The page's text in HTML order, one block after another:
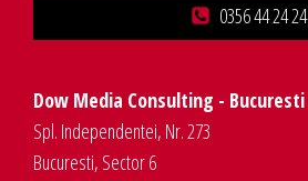
0356 44 24 24
Dow Media Consulting - Bucuresti
Spl. Independentei, Nr. 273
Bucuresti, Sector 6